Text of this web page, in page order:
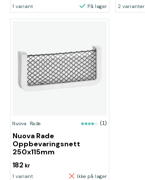
1 variant På lager 2 varianter
Nuova Rade (1)
Nuova Rade
Oppbevaringsnett
250x115mm
182 kr
1 variant Ikke på lager